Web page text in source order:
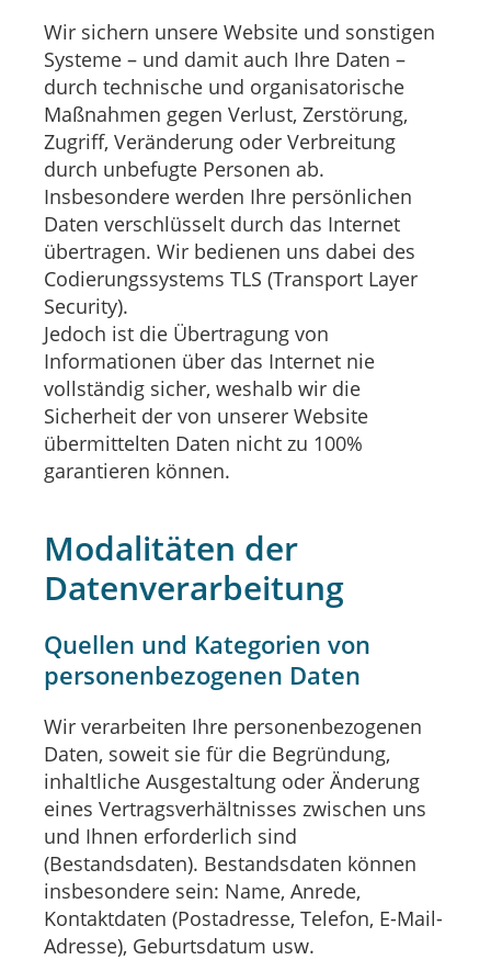
Wir sichern unsere Website und sonstigen
Systeme – und damit auch Ihre Daten –
durch technische und organisatorische
Maßnahmen gegen Verlust, Zerstörung,
Zugriff, Veränderung oder Verbreitung
durch unbefugte Personen ab.
Insbesondere werden Ihre persönlichen
Daten verschlüsselt durch das Internet
übertragen. Wir bedienen uns dabei des
Codierungssystems TLS (Transport Layer
Security).
Jedoch ist die Übertragung von
Informationen über das Internet nie
vollständig sicher, weshalb wir die
Sicherheit der von unserer Website
übermittelten Daten nicht zu 100%
garantieren können.
Modalitäten der
Datenverarbeitung
Quellen und Kategorien von
personenbezogenen Daten
Wir verarbeiten Ihre personenbezogenen
Daten, soweit sie für die Begründung,
inhaltliche Ausgestaltung oder Änderung
eines Vertragsverhältnisses zwischen uns
und Ihnen erforderlich sind
(Bestandsdaten). Bestandsdaten können
insbesondere sein: Name, Anrede,
Kontaktdaten (Postadresse, Telefon, E-Mail-
Adresse), Geburtsdatum usw.